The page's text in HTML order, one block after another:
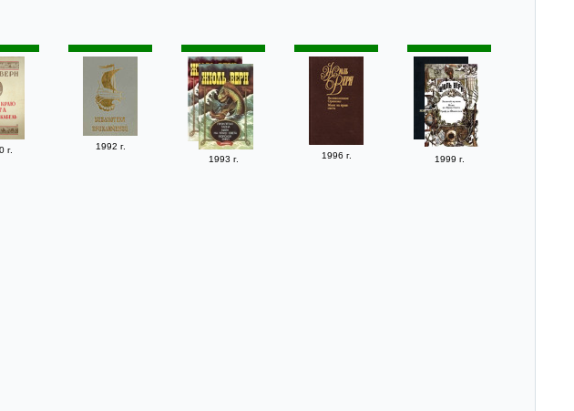
г.
1992 г.
1993 г.
1996 г. 1999 г.